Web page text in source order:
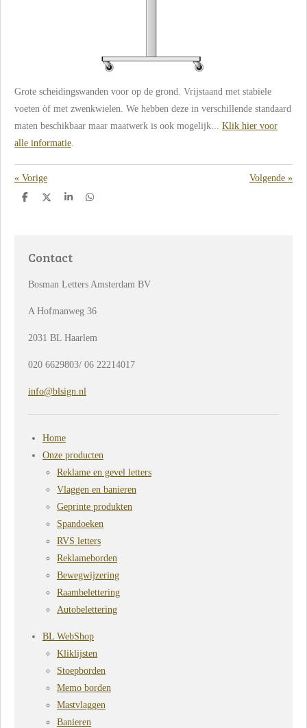
Grote scheidingswanden voor op de grond. Vrijstaand met stabiele
voeten òf met zwenkwielen. We hebben deze in verschillende standaard
maten beschikbaar maar maatwerk is ook mogelijk... Klik hier voor
alle informatie.
« Vorige Volgende »
D
D
S
D
Contact
Bosman Letters Amsterdam BV
A Hofmanweg 36
2031 BL Haarlem
020 6629803/ 06 22214017
info@blsign.nl
Home
Onze producten
Reklame en gevel letters
Vlaggen en banieren
Geprinte produkten
Spandoeken
RVS letters
Reklameborden
Bewegwijzering
Raambelettering
Autobelettering
BL WebShop
Kliklijsten
Stoepborden
Memo borden
Mastvlaggen
Banieren